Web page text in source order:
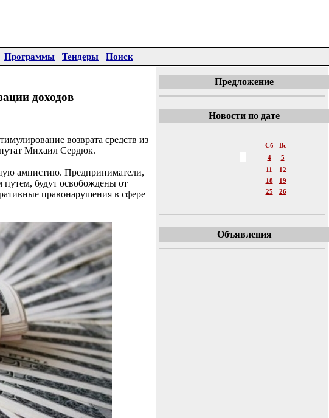
Программы Тендеры Поиск
доходов
возврата средств из
Михаил Сердюк.
амнистию. Предприниматели,
будут освобождены от
правонарушения в сфере
Предложение
Новости по дате
Сб
Вс
4
5
11
12
18
19
25
26
Объявления